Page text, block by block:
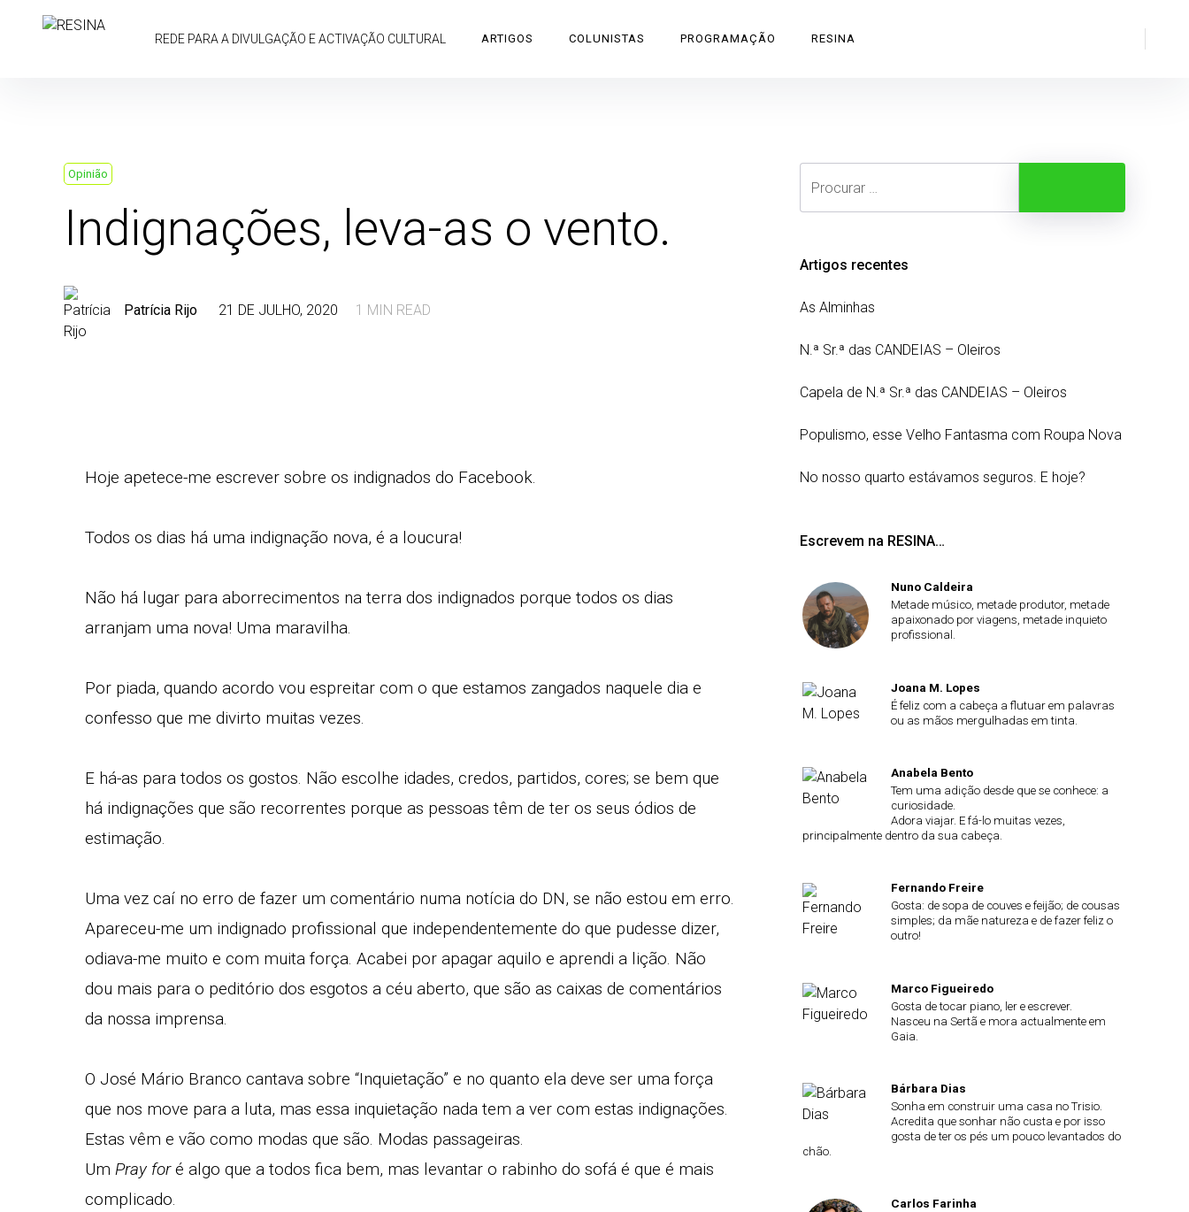
REDE PARA A DIVULGAÇÃO E ACTIVAÇÃO CULTURAL ARTIGOS COLUNISTAS PROGRAMAÇÃO RESINA
Opinião
Indignações, leva-as o vento.
Patrícia Rijo 21 DE JULHO, 2020 1 MIN READ
Hoje apetece-me escrever sobre os indignados do Facebook.
Todos os dias há uma indignação nova, é a loucura!
Não há lugar para aborrecimentos na terra dos indignados porque todos os dias
arranjam uma nova! Uma maravilha.
Por piada, quando acordo vou espreitar com o que estamos zangados naquele dia e
confesso que me divirto muitas vezes.
E há-as para todos os gostos. Não escolhe idades, credos, partidos, cores; se bem que
há indignações que são recorrentes porque as pessoas têm de ter os seus ódios de
estimação.
Uma vez caí no erro de fazer um comentário numa notícia do DN, se não estou em erro.
Apareceu-me um indignado profissional que independentemente do que pudesse dizer,
odiava-me muito e com muita força. Acabei por apagar aquilo e aprendi a lição. Não
dou mais para o peditório dos esgotos a céu aberto, que são as caixas de comentários
da nossa imprensa.
O José Mário Branco cantava sobre “Inquietação” e no quanto ela deve ser uma força
que nos move para a luta, mas essa inquietação nada tem a ver com estas indignações.
Estas vêm e vão como modas que são. Modas passageiras.
Um Pray foré algo que a todos fica bem, mas levantar o rabinho do sofá é que é mais
complicado.
Artigos recentes
As Alminhas
N.ª Sr.ª das CANDEIAS – Oleiros
Capela de N.ª Sr.ª das CANDEIAS – Oleiros
Populismo, esse Velho Fantasma com Roupa Nova
No nosso quarto estávamos seguros. E hoje?
Escrevem na RESINA…
Nuno Caldeira
Metade músico, metade produtor, metade
apaixonado por viagens, metade inquieto
profissional.
Joana M. Lopes
É feliz com a cabeça a flutuar em palavras
ou as mãos mergulhadas em tinta.
Anabela Bento
Tem uma adição desde que se conhece: a
curiosidade.
Adora viajar. E fá-lo muitas vezes,
principalmente dentro da sua cabeça.
Fernando Freire
Gosta: de sopa de couves e feijão; de cousas
simples; da mãe natureza e de fazer feliz o
outro!
Marco Figueiredo
Gosta de tocar piano, ler e escrever.
Nasceu na Sertã e mora actualmente em
Gaia.
Bárbara Dias
Sonha em construir uma casa no Trisio.
Acredita que sonhar não custa e por isso
gosta de ter os pés um pouco levantados do
chão.
Carlos Farinha